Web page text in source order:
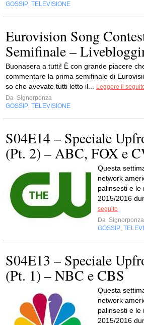
GOSSIP TELEVISIONE
Eurovision Song
Semifinale –
Buonasera a tutti! È con grande piacere
commentare la prima semifinale di
so che avevate tutti letto il...
Leggere il
Da Signorponza
GOSSIP TELEVISIONE
S04E14 – Speciale
(Pt. 2) – ABC, FOX e
Questa
network
palinsesti e le
2015/2016
seguito
Da Signorponza
GOSSIP
S04E13 – Speciale
(Pt. 1) – NBC e CBS
Questa
network
palinsesti e le
2015/2016